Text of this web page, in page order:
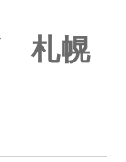
札幌